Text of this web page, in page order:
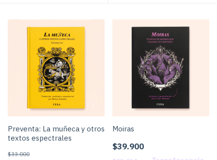
Preventa: La muñeca y otros
textos espectrales
$33.000
Moiras
$39.900